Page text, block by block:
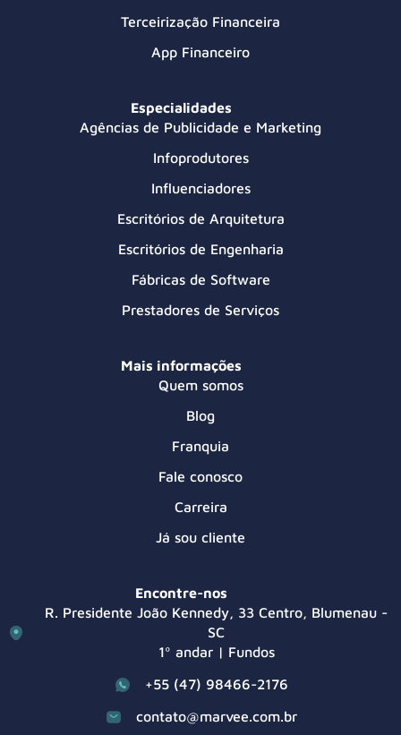
Terceirização Financeira
App Financeiro
Especialidades
Agências de Publicidade e Marketing
Infoprodutores
Influenciadores
Escritórios de Arquitetura
Escritórios de Engenharia
Fábricas de Software
Prestadores de Serviços
Mais informações
Quem somos
Blog
Franquia
Fale conosco
Carreira
Já sou cliente
Encontre-nos
R. Presidente João Kennedy, 33 Centro, Blumenau -
SC
1º andar | Fundos
+55 (47) 98466-2176
contato@marvee.com.br